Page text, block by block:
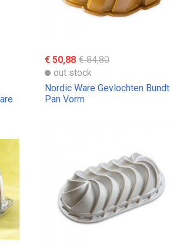
€ 50,88 € 84,80
out stock
Nordic Ware Gevlochten Bundt
Pan Vorm